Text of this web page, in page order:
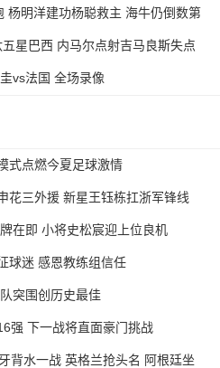
杨明洋建功杨聪救主 海牛仍倒数第
星巴西 内马尔点射吉马良斯失点
vs法国 全场录像
式点燃今夏足球激情
花三外援 新星王钰栋扛浙军锋线
在即 小将史松宸迎上位良机
球迷 感恩教练组信任
突围创历史最佳
强 下一战将直面豪门挑战
背水一战 英格兰抢头名 阿根廷坐